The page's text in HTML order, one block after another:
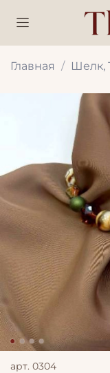
Главная Шелк,
арт. 0304